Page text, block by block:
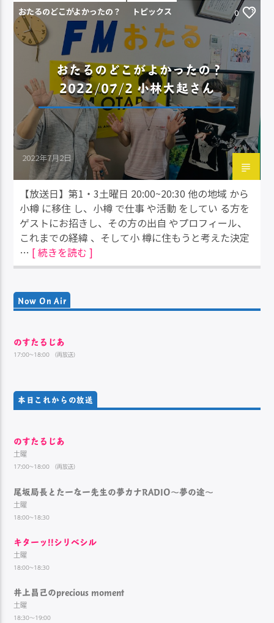
おたるのどこがよかったの？ トピックス 0
おたるのどこがよかったの？
2022/07/2 小林大起さん
2022年7月2日
【放送日】第1・3土曜日 20:00~20:30 他の地域 から
小樽 に移住 し、小樽 で仕事 や活動 をしてい る方を
ゲストにお招きし、その方の出自 やプロフィール、
これまでの経緯 、そして小 樽に住もうと考えた決定
… [ 続きを読む ]
Now On Air
のすたるじあ
17:00~18:00 （再放送）
本日これからの放送
のすたるじあ
土曜
17:00~18:00 （再放送）
尾坂局長とたーなー先生の夢カナRADIO～夢の途～
土曜
18:00~18:30
キターッ!!シリベシル
土曜
18:00~18:30
井上昌己のprecious moment
土曜
18:30～19:00